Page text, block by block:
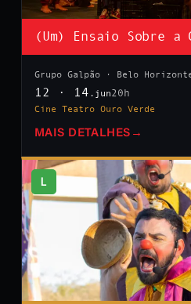
(Um) Ensaio Sobre a
Grupo Galpão · Belo
12 · 14 .jun20h
Cine Teatro Ouro Verde
MAIS DETALHES →
L